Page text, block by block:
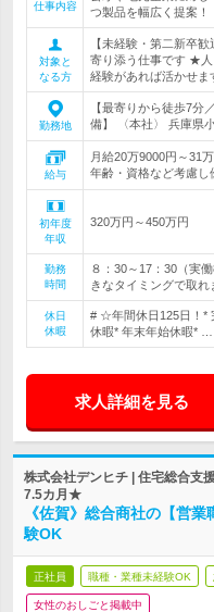
仕事内容
つ製品を幅広く提案！
対象と
なる方
【未経験・第二新卒
寄り添う仕事です ★人
経験があれば活かせま
勤務地
【最寄りから徒歩7分
備】 〈本社〉 兵庫県
給与
月給20万9000円～
年齢・資格など考
初年度
年収
320万円～450万円
勤務
時間
８：30～17：30（実
きなタイミングで取
休日
休暇
# ☆年間休日125日！*
休暇* 年末年始休暇* …
求人詳細を見る
株式会社デンヒチ | 住宅総合支
7.5カ月★
《佐賀》総合商社の【営
験OK
正社員 職種・業種未経験OK
女性のおしごと掲載中